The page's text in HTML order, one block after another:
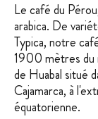
Le café du
arabica. De
Typica, notre
1900 mètres du
de Huabal situé
Cajamarca, à
équatorienne.